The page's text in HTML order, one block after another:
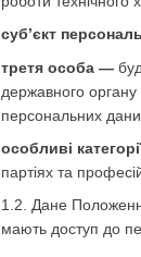
суб’єкт
третя особа —
державного
персональних
особливі
партіях та
1.2. Дане
мають доступ до